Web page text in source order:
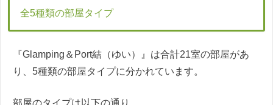
全5種類の部屋タイプ
『Glamping＆Port結（ゆい）』は合計21室の部屋があ
り、5種類の部屋タイプに分かれています。
部屋のタイプは以下の通り。